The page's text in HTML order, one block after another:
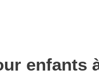
enfants